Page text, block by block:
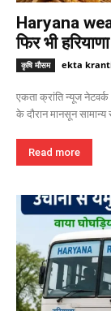
Haryana
फिर भी
कृषि मौसम ekta
एकता क्रांति न्यूज
के दौरान मानसून
Read more